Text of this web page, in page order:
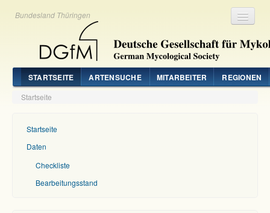
Bundesland Thüringen
STARTSEITE ARTENSUCHE MITARBEITER REGIONEN
Startseite
Startseite
Daten
Checkliste
Bearbeitungsstand